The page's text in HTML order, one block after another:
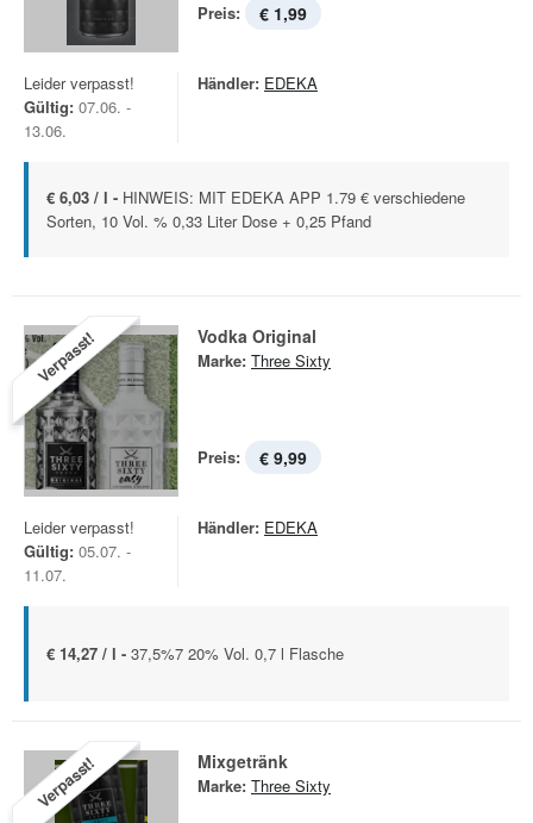
Preis: € 1,99
Leider verpasst!
Gültig: 07.06. -
13.06.
Händler: EDEKA
€ 6,03 / l - HINWEIS: MIT EDEKA APP 1.79 € verschiedene
Sorten, 10 Vol. % 0,33 Liter Dose + 0,25 Pfand
Verpasst! Vodka Original
Marke: Three Sixty
Preis: € 9,99
Leider verpasst!
Gültig: 05.07. -
11.07.
Händler: EDEKA
€ 14,27 / l - 37,5%7 20% Vol. 0,7 l Flasche
Verpasst! Mixgetränk
Marke: Three Sixty